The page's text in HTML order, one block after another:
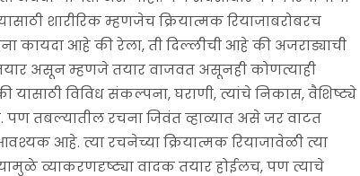
शारीरिक म्हणजेच क्रियात्मक रियाजाबरोबरच
कायदा आहे की रेला, ती दिल्लीची आहे की अजराड्याची
असून म्हणजे तयार वाजवत असूनही कोणत्याही
यासाठी विविध संकल्पना, घराणी, त्यांचे निकास, वैशिष्ट्ये
तबल्यातील रचना जिवंत व्हाव्यात असे जर वाटत
आहे. त्या रचनेच्या क्रियात्मक रियाजावेळी त्या
व्याकरणदृष्ट्या वादक तयार होईलच, पण त्याचे